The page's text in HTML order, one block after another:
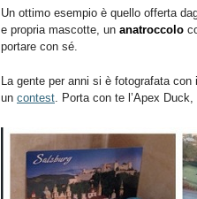
Un ottimo esempio è quello offerta
e propria mascotte, un anatroccolo
portare con sé.
La gente per anni si è fotografata
un contest. Porta con te l’Apex